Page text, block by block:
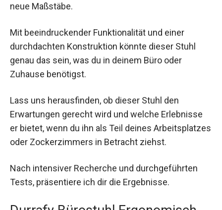
neue Maßstäbe.
Mit beeindruckender Funktionalität und einer
durchdachten Konstruktion könnte dieser Stuhl
genau das sein, was du in deinem Büro oder
Zuhause benötigst.
Lass uns herausfinden, ob dieser Stuhl den
Erwartungen gerecht wird und welche Erlebnisse
er bietet, wenn du ihn als Teil deines Arbeitsplatzes
oder Zockerzimmers in Betracht ziehst.
Nach intensiver Recherche und durchgeführten
Tests, präsentiere ich dir die Ergebnisse.